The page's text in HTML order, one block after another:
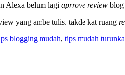
Alexa belum lagi aprrove review blog
yang ambe tulis, takde kat ruang
blogging mudah, tips mudah